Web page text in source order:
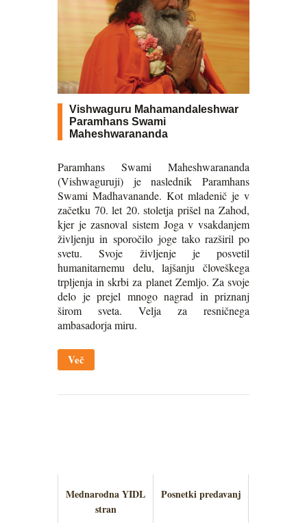
Vishwaguru Mahamandaleshwar
Paramhans Swami
Maheshwarananda
Paramhans Swami Maheshwarananda
(Vishwaguruji) je naslednik Paramhans
Swami Madhavanande. Kot mladenič je v
začetku 70. let 20. stoletja prišel na Zahod,
kjer je zasnoval sistem Joga v vsakdanjem
življenju in sporočilo joge tako razširil po
svetu. Svoje življenje je posvetil
humanitarnemu delu, lajšanju človeškega
trpljenja in skrbi za planet Zemljo. Za svoje
delo je prejel mnogo nagrad in priznanj
širom sveta. Velja za resničnega
ambasadorja miru.
Več
Mednarodna YIDL
stran
Posnetki predavanj